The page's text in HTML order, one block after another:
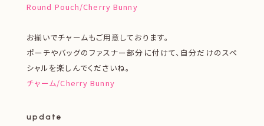
Round Pouch/Cherry Bunny
お揃いでチャームもご用意しております。
ポーチやバッグのファスナー部分に付けて、自分だけのスペ
シャルを楽しんでくださいね。
チャーム/Cherry Bunny
update